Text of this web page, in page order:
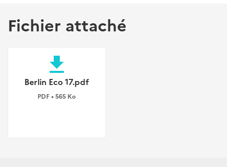
Fichier attaché
file_download
Berlin Eco 17.pdf
PDF • 565 Ko